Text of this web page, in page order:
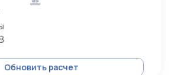
Обновить расчет